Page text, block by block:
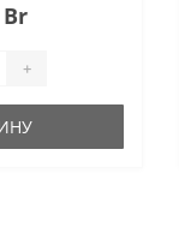
Br
+